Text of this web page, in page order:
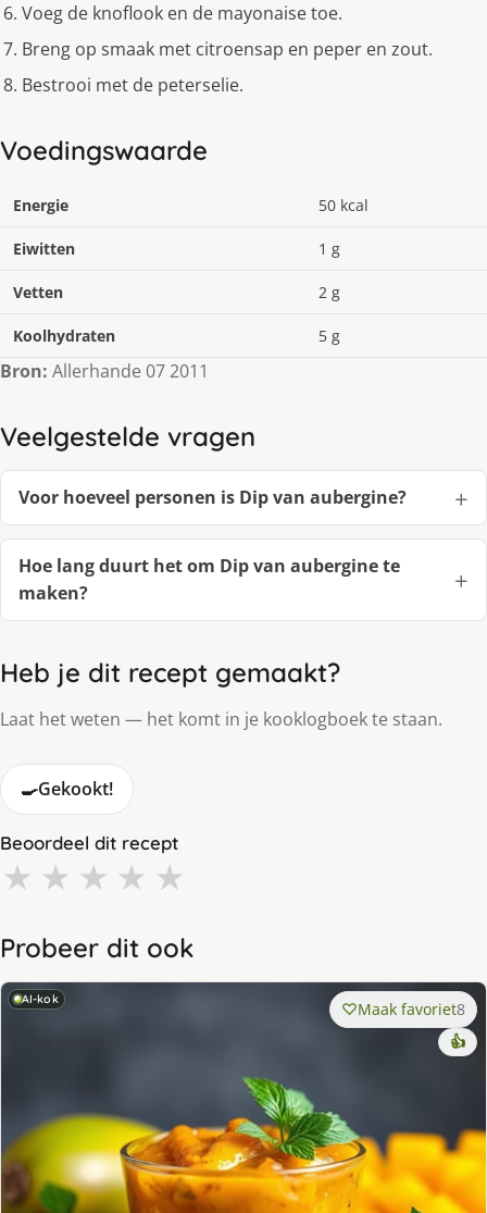
Voeg de knoflook en de mayonaise toe.
Breng op smaak met citroensap en peper en zout.
Bestrooi met de peterselie.
Voedingswaarde
Energie 50 kcal
Eiwitten 1 g
Vetten 2 g
Koolhydraten 5 g
Bron: Allerhande 07 2011
Veelgestelde vragen
Voor hoeveel personen is Dip van aubergine?
Hoe lang duurt het om Dip van aubergine te
maken?
Heb je dit recept gemaakt?
Laat het weten — het komt in je kooklogboek te staan.
🍳Gekookt!
Beoordeel dit recept
★ ★ ★ ★ ★
Probeer dit ook
AI-kok Maak favoriet8
👍